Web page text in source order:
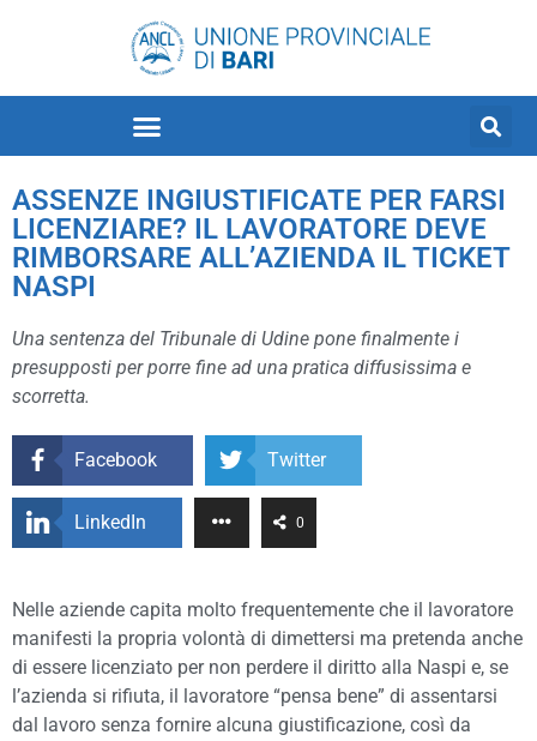
ASSENZE INGIUSTIFICATE PER FARSI
LICENZIARE? IL LAVORATORE DEVE
RIMBORSARE ALL’AZIENDA IL TICKET
NASPI
Una sentenza del Tribunale di Udine pone finalmente i
presupposti per porre fine ad una pratica diffusissima e
scorretta.
Facebook Twitter
LinkedIn 0
Nelle aziende capita molto frequentemente che il lavoratore
manifesti la propria volontà di dimettersi ma pretenda anche
di essere licenziato per non perdere il diritto alla Naspi e, se
l’azienda si rifiuta, il lavoratore “pensa bene” di assentarsi
dal lavoro senza fornire alcuna giustificazione, così da